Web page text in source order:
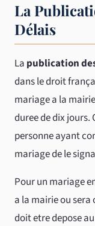
La
Délais
La publication
dans le droit
mariage a la
duree de dix
personne ayant
mariage de le
Pour un mariage
a la mairie ou
doit etre depose